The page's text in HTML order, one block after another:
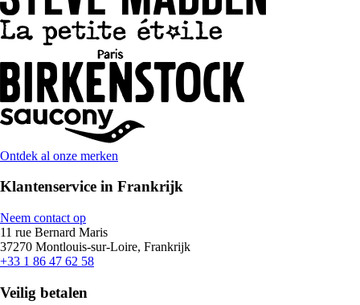
Ontdek al onze merken
Klantenservice in Frankrijk
Neem contact op
11 rue Bernard Maris
37270 Montlouis-sur-Loire, Frankrijk
+33 1 86 47 62 58
Veilig betalen